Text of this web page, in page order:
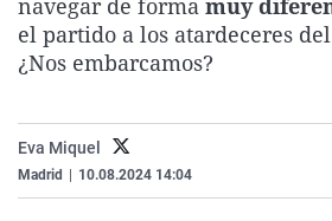
navegar de forma muy
el partido a los atardeceres
¿Nos embarcamos?
Eva Miquel
Madrid 10.08.2024 14:04